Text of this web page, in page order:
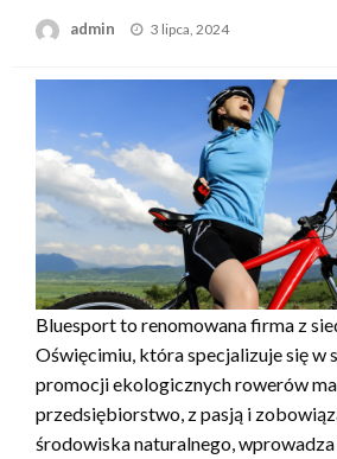
admin
Opublikowane
3 lipca, 2024
Bluesport to renomowana firma z
Oświęcimiu, która specjalizuje się w
promocji ekologicznych rowerów
przedsiębiorstwo, z pasją i
środowiska naturalnego, wprowadza